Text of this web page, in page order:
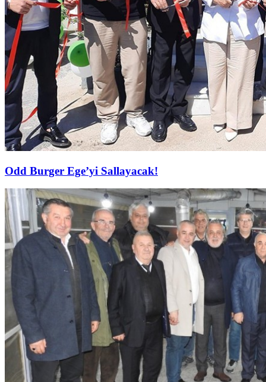
Odd Burger Ege’yi Sallayacak!